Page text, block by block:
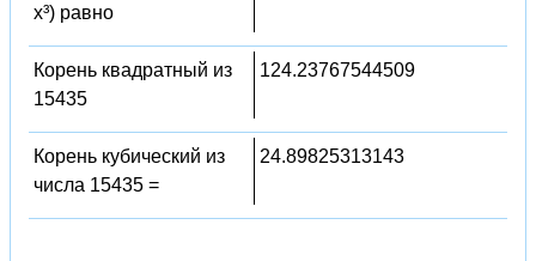
x³) равно
Корень квадратный из
15435
124.23767544509
Корень кубический из
числа 15435 =
24.89825313143